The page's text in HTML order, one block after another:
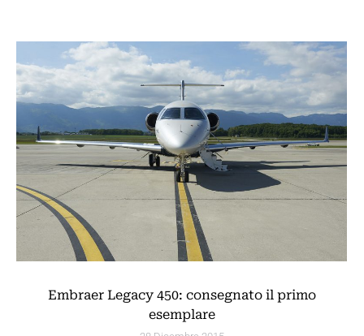
Embraer Legacy 450: consegnato il primo
esemplare